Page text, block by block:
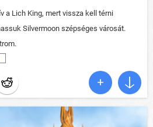
a Lich King, mert vissza kell térni
Silvermoon szépséges városát.